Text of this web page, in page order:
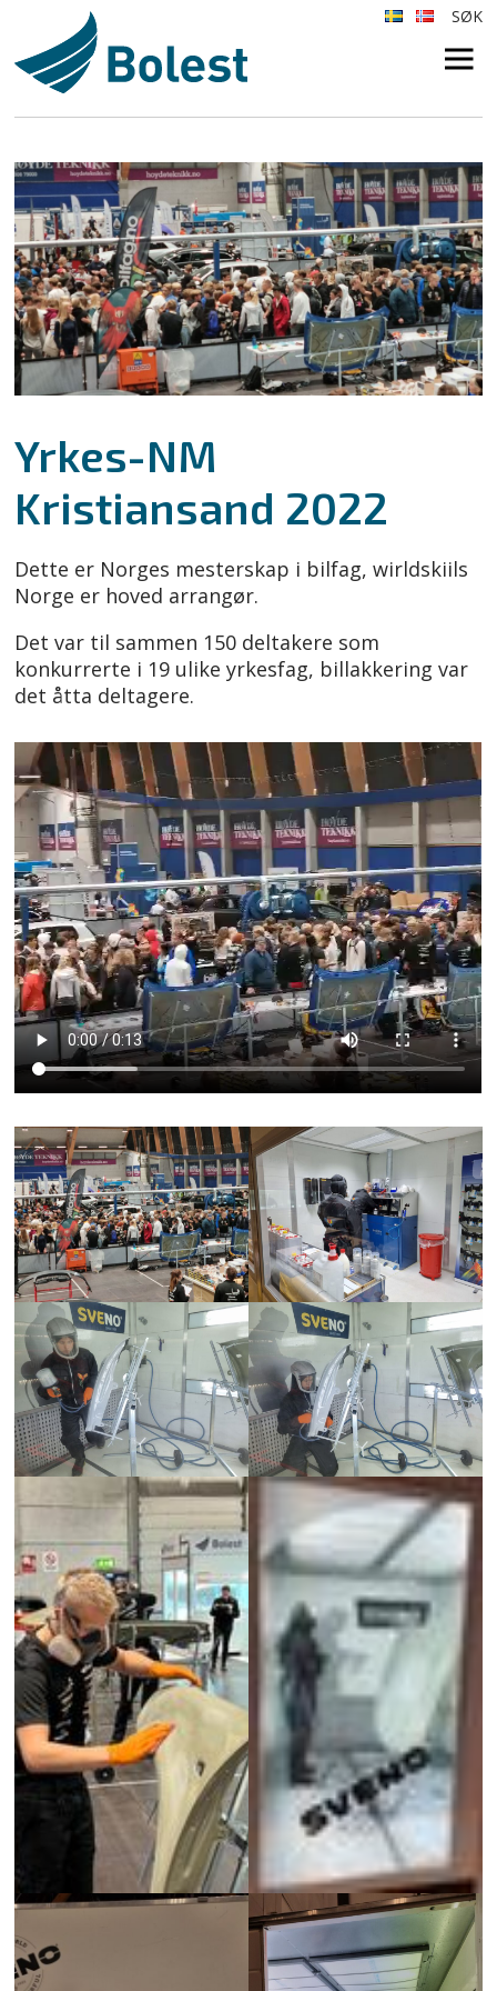
×
SØK
Yrkes-NM
Kristiansand 2022
Dette er Norges mesterskap i bilfag, wirldskiils
Norge er hoved arrangør.
Det var til sammen 150 deltakere som
konkurrerte i 19 ulike yrkesfag, billakkering var
det åtta deltagere.